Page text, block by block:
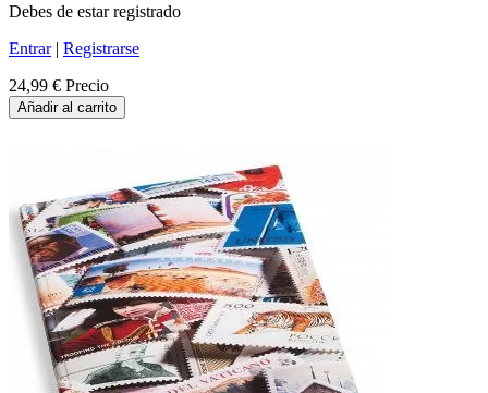
Debes de estar registrado
Entrar| Registrarse
24,99 € Precio
Añadir al carrito